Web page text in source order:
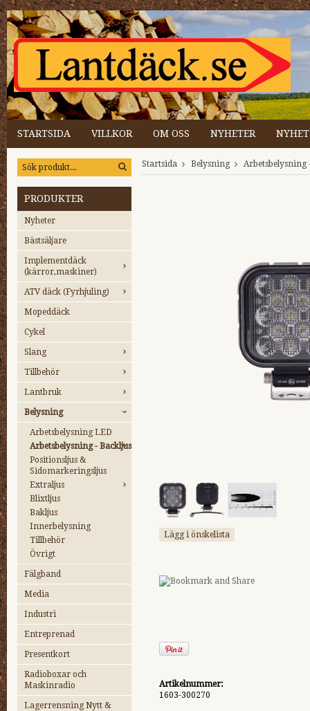
STARTSIDA VILLKOR OM OSS NYHETER
PRODUKTER
Nyheter
Bästsäljare
Implementdäck
(kärror,maskiner)
ATV däck (Fyrhjuling)
Mopeddäck
Cykel
Slang
Tillbehör
Lantbruk
Belysning
Arbetsbelysning LED
Arbetsbelysning - Backljus
Positionsljus &
Sidomarkeringsljus
Extraljus
Blixtljus
Bakljus
Innerbelysning
Tillbehör
Övrigt
Fälgband
Media
Industri
Entreprenad
Presentkort
Radioboxar och
Maskinradio
Lagerrensning Nytt &
Startsida Belysning Arbetsbelysning
Lägg i önskelista
Artikelnummer:
1603-300270